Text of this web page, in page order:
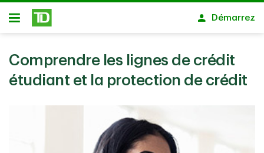
Passer au contenu principal
Ouvert
Démarrez
Comprendre les lignes de crédit
étudiant et la protection de crédit